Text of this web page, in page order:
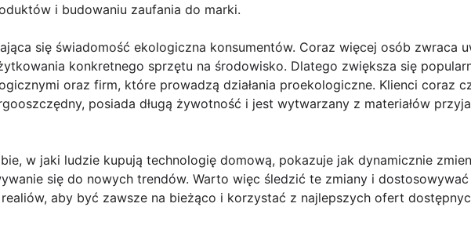
i budowaniu zaufania do marki.
się świadomość ekologiczna konsumentów. Coraz więcej osób zwraca
konkretnego sprzętu na środowisko. Dlatego zwiększa się
oraz firm, które prowadzą działania proekologiczne. Klienci coraz
posiada długą żywotność i jest wytwarzany z materiałów
w jaki ludzie kupują technologię domową, pokazuje jak dynamicznie
się do nowych trendów. Warto więc śledzić te zmiany i
aby być zawsze na bieżąco i korzystać z najlepszych ofert